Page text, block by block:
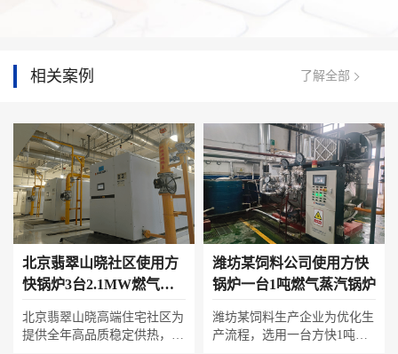
相关案例 了解全部
北京翡翠山晓社区使用方
快锅炉3台2.1MW燃气真
北京翡翠山晓高端住宅社区为
提供全年高品质稳定供热，选
潍坊某饲料公司使用方快
锅炉一台1吨燃气蒸汽锅炉
潍坊某饲料生产企业为优化生
产流程，选用一台方快1吨燃